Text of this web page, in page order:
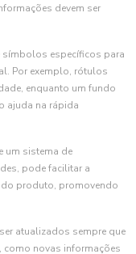
devem ser
símbolos específicos para
Por exemplo, rótulos
enquanto um fundo
ajuda na rápida
um sistema de
pode facilitar a
produto, promovendo
atualizados sempre que
novas informações